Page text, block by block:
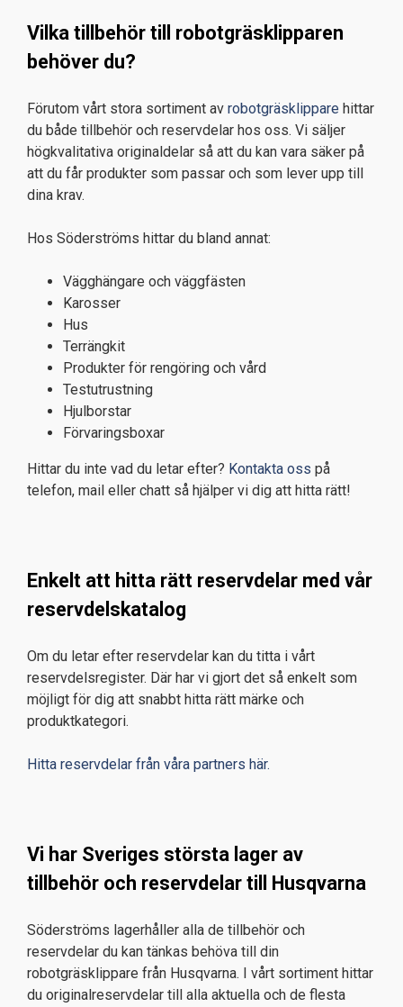
Vilka tillbehör till robotgräsklipparen
behöver du?
Förutom vårt stora sortiment av robotgräsklippare hittar
du både tillbehör och reservdelar hos oss. Vi säljer
högkvalitativa originaldelar så att du kan vara säker på
att du får produkter som passar och som lever upp till
dina krav.
Hos Söderströms hittar du bland annat:
Vägghängare och väggfästen
Karosser
Hus
Terrängkit
Produkter för rengöring och vård
Testutrustning
Hjulborstar
Förvaringsboxar
Hittar du inte vad du letar efter? Kontakta oss på
telefon, mail eller chatt så hjälper vi dig att hitta rätt!
Enkelt att hitta rätt reservdelar med vår
reservdelskatalog
Om du letar efter reservdelar kan du titta i vårt
reservdelsregister. Där har vi gjort det så enkelt som
möjligt för dig att snabbt hitta rätt märke och
produktkategori.
Hitta reservdelar från våra partners här.
Vi har Sveriges största lager av
tillbehör och reservdelar till Husqvarna
Söderströms lagerhåller alla de tillbehör och
reservdelar du kan tänkas behöva till din
robotgräsklippare från Husqvarna. I vårt sortiment hittar
du originalreservdelar till alla aktuella och de flesta